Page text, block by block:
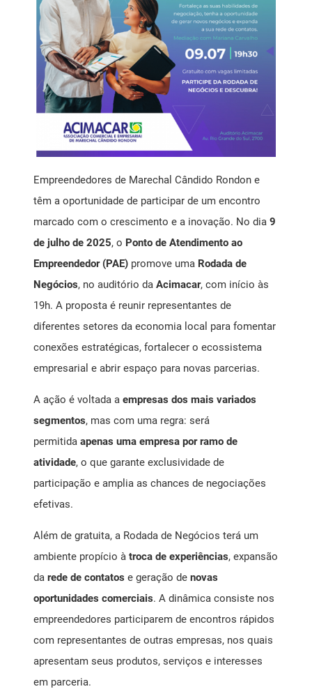
Empreendedores de Marechal Cândido Rondon e
têm a oportunidade de participar de um encontro
marcado com o crescimento e a inovação. No dia9
de julho de 2025, o Ponto de Atendimento ao
Empreendedor (PAE) promove uma Rodada de
Negócios, no auditório daAcimacar, com início às
19h. A proposta é reunir representantes de
diferentes setores da economia local para fomentar
conexões estratégicas, fortalecer o ecossistema
empresarial e abrir espaço para novas parcerias.
A ação é voltada aempresas dos mais variados
segmentos, mas com uma regra: será
permitidaapenas uma empresa por ramo de
atividade, o que garante exclusividade de
participação e amplia as chances de negociações
efetivas.
Além de gratuita, a Rodada de Negócios terá um
ambiente propício àtroca de experiências, expansão
darede de contatos e geração denovas
oportunidades comerciais. A dinâmica consiste nos
empreendedores participarem de encontros rápidos
com representantes de outras empresas, nos quais
apresentam seus produtos, serviços e interesses
em parceria.
Mensagem Motivacional
Ponto de Atendimento ao Empreendedor SEBRAE
Registro de Marcas
Saúde Livre Vacinas
Saúde Ocupacional